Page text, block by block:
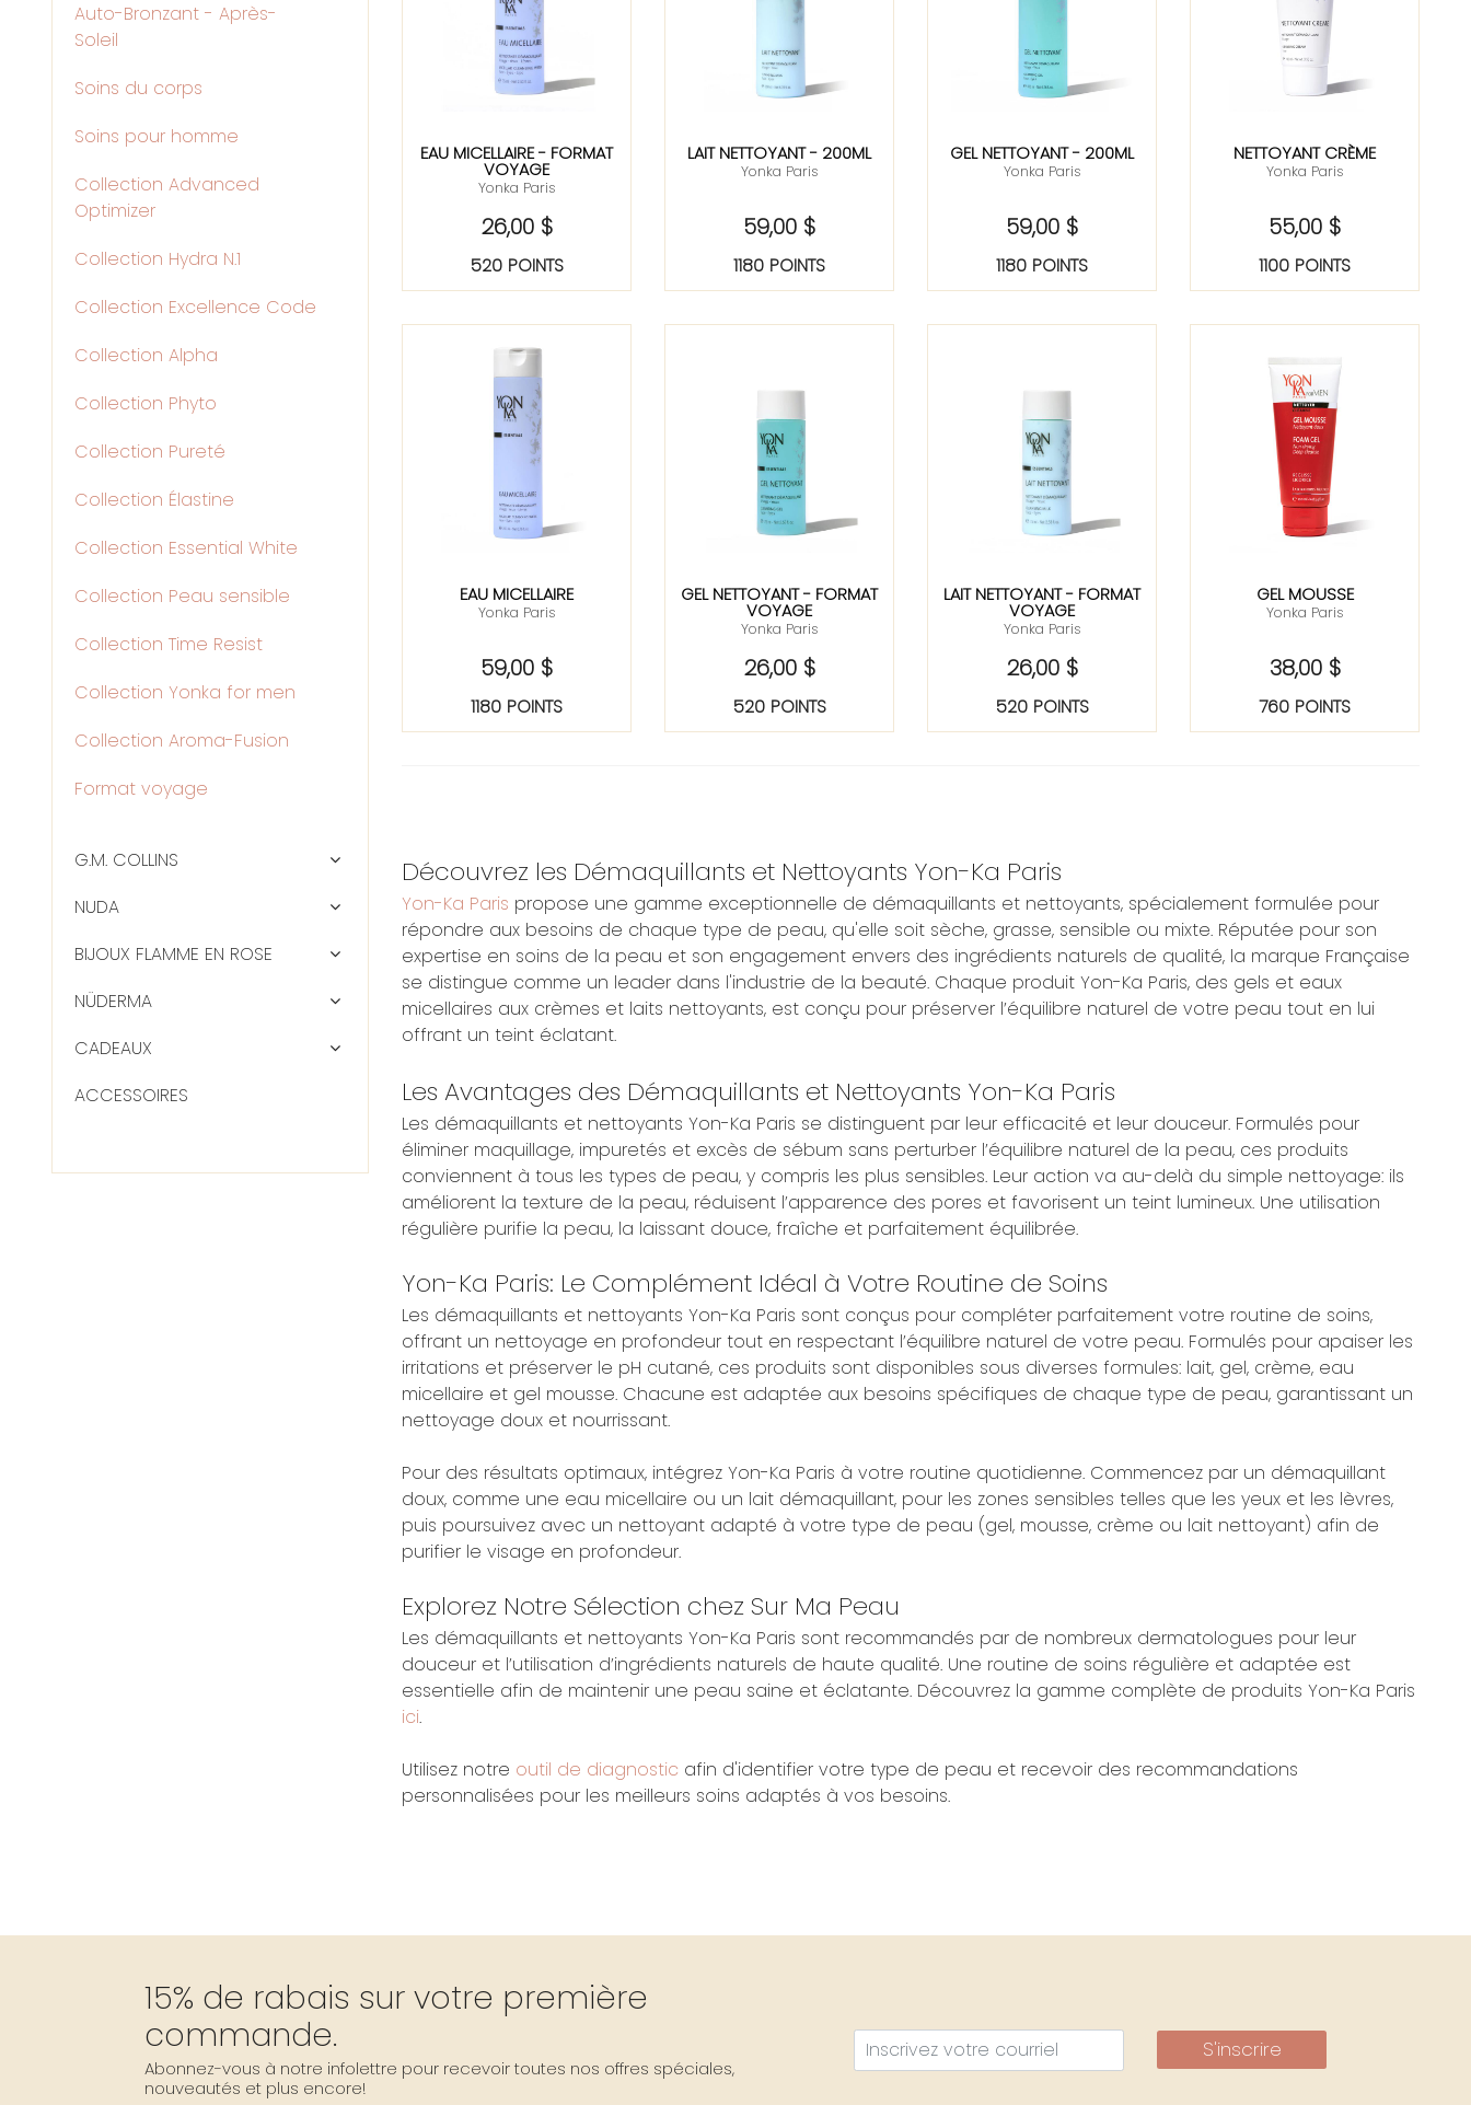
EAU MICELLAIRE - FORMAT
VOYAGE
Yonka Paris
26,00 $
520 POINTS
LAIT NETTOYANT - 200ML
Yonka Paris
59,00 $
1180 POINTS
GEL NETTOYANT - 200ML
Yonka Paris
59,00 $
1180 POINTS
NETTOYANT CRÈME
Yonka Paris
55,00 $
1100 POINTS
EAU MICELLAIRE
Yonka Paris
59,00 $
1180 POINTS
GEL NETTOYANT - FORMAT
VOYAGE
Yonka Paris
26,00 $
520 POINTS
LAIT NETTOYANT - FORMAT
VOYAGE
Yonka Paris
26,00 $
520 POINTS
GEL MOUSSE
Yonka Paris
38,00 $
760 POINTS
Découvrez les Démaquillants et Nettoyants Yon-Ka Paris
Yon-Ka Paris propose une gamme exceptionnelle de démaquillants et nettoyants, spécialement formulée pour
répondre aux besoins de chaque type de peau, qu'elle soit sèche, grasse, sensible ou mixte. Réputée pour son
expertise en soins de la peau et son engagement envers des ingrédients naturels de qualité, la marque Française
se distingue comme un leader dans l'industrie de la beauté. Chaque produit Yon-Ka Paris, des gels et eaux
micellaires aux crèmes et laits nettoyants, est conçu pour préserver l’équilibre naturel de votre peau tout en lui
offrant un teint éclatant.
Les Avantages des Démaquillants et Nettoyants Yon-Ka Paris
Les démaquillants et nettoyants Yon-Ka Paris se distinguent par leur efficacité et leur douceur. Formulés pour
éliminer maquillage, impuretés et excès de sébum sans perturber l’équilibre naturel de la peau, ces produits
conviennent à tous les types de peau, y compris les plus sensibles. Leur action va au-delà du simple nettoyage: ils
améliorent la texture de la peau, réduisent l’apparence des pores et favorisent un teint lumineux. Une utilisation
régulière purifie la peau, la laissant douce, fraîche et parfaitement équilibrée.
Yon-Ka Paris: Le Complément Idéal à Votre Routine de Soins
Les démaquillants et nettoyants Yon-Ka Paris sont conçus pour compléter parfaitement votre routine de soins,
offrant un nettoyage en profondeur tout en respectant l’équilibre naturel de votre peau. Formulés pour apaiser les
irritations et préserver le pH cutané, ces produits sont disponibles sous diverses formules: lait, gel, crème, eau
micellaire et gel mousse. Chacune est adaptée aux besoins spécifiques de chaque type de peau, garantissant un
nettoyage doux et nourrissant.
Pour des résultats optimaux, intégrez Yon-Ka Paris à votre routine quotidienne. Commencez par un démaquillant
doux, comme une eau micellaire ou un lait démaquillant, pour les zones sensibles telles que les yeux et les lèvres,
puis poursuivez avec un nettoyant adapté à votre type de peau (gel, mousse, crème ou lait nettoyant) afin de
purifier le visage en profondeur.
Explorez Notre Sélection chez Sur Ma Peau
Les démaquillants et nettoyants Yon-Ka Paris sont recommandés par de nombreux dermatologues pour leur
douceur et l’utilisation d’ingrédients naturels de haute qualité. Une routine de soins régulière et adaptée est
essentielle afin de maintenir une peau saine et éclatante. Découvrez la gamme complète de produits Yon-Ka Paris
ici.
Utilisez notre outil de diagnostic afin d'identifier votre type de peau et recevoir des recommandations
personnalisées pour les meilleurs soins adaptés à vos besoins.
Auto-Bronzant - Après-
Soleil
Soins du corps
Soins pour homme
Collection Advanced
Optimizer
Collection Hydra N.1
Collection Excellence Code
Collection Alpha
Collection Phyto
Collection Pureté
Collection Élastine
Collection Essential White
Collection Peau sensible
Collection Time Resist
Collection Yonka for men
Collection Aroma-Fusion
Format voyage
G.M. COLLINS
NUDA
BIJOUX FLAMME EN ROSE
NÜDERMA
CADEAUX
ACCESSOIRES
15% de rabais sur votre première
commande.
Abonnez-vous à notre infolettre pour recevoir toutes nos offres spéciales,
nouveautés et plus encore!
S'inscrire